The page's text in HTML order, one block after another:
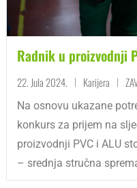
Radnik u proizvodnji
22. Jula 2024. | Karijera |
Na osnovu ukazane
konkurs za prijem na
proizvodnji PVC i ALU
– srednja stručna